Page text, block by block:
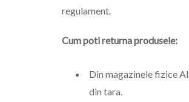
regulament.
Cum poti returna produsele:
Din magazinele fizice
din tara.